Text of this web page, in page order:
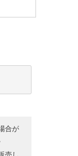
合が